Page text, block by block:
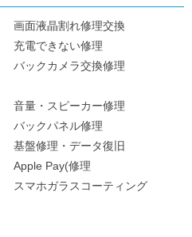
画面液晶割れ修理交換
充電できない修理
バックカメラ交換修理
音量・スピーカー修理
バックパネル修理
基盤修理・データ復旧
Apple Pay(修理
スマホガラスコーティング